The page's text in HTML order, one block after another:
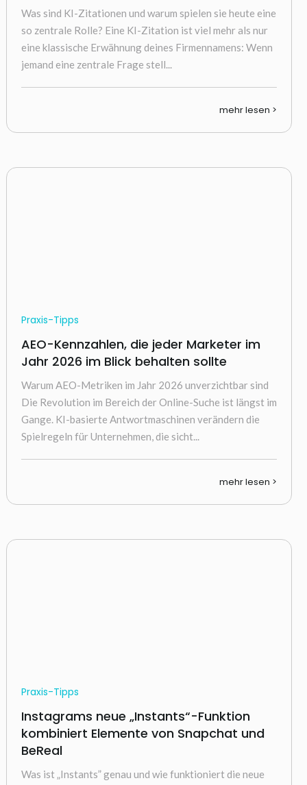
Was sind KI-Zitationen und warum spielen sie heute eine
so zentrale Rolle? Eine KI-Zitation ist viel mehr als nur
eine klassische Erwähnung deines Firmennamens: Wenn
jemand eine zentrale Frage stell...
mehr lesen >
Praxis-Tipps
AEO-Kennzahlen, die jeder Marketer im
Jahr 2026 im Blick behalten sollte
Warum AEO-Metriken im Jahr 2026 unverzichtbar sind
Die Revolution im Bereich der Online-Suche ist längst im
Gange. KI-basierte Antwortmaschinen verändern die
Spielregeln für Unternehmen, die sicht...
mehr lesen >
Praxis-Tipps
Instagrams neue „Instants“-Funktion
kombiniert Elemente von Snapchat und
BeReal
Was ist „Instants” genau und wie funktioniert die neue